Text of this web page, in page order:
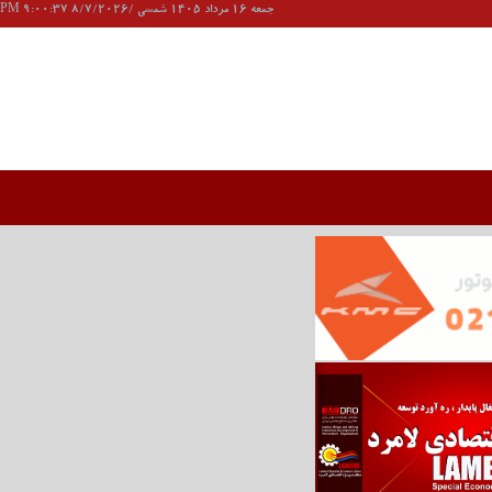
جمعه 16 مرداد 1405 شمسی /8/7/2026 9:00:37 PM